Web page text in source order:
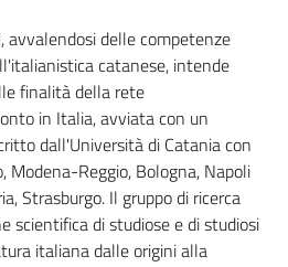
, avvalendosi delle competenze
catanese, intende
finalità della rete
in Italia, avviata con un
dall'Università di Catania con
Modena-Reggio, Bologna, Napoli
Strasburgo. Il gruppo di ricerca
scientifica di studiose e di studiosi
italiana dalle origini alla